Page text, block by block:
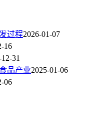
过程2026-01-07
16
31
品产业2025-01-06
06